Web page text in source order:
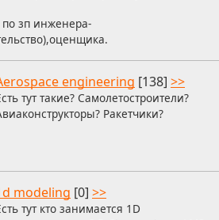
зп инженера-
engineering [138] >>
тут такие? Самолетостроители?
Ракетчики?
modeling [0] >>
тут кто занимается 1D